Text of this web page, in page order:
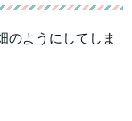
のようにしてしま